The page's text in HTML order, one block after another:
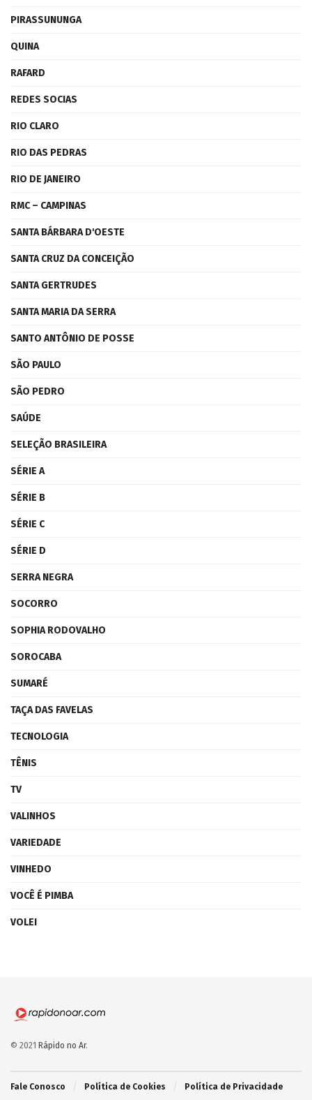
PIRASSUNUNGA
QUINA
RAFARD
REDES SOCIAS
RIO CLARO
RIO DAS PEDRAS
RIO DE JANEIRO
RMC – CAMPINAS
SANTA BÁRBARA D'OESTE
SANTA CRUZ DA CONCEIÇÃO
SANTA GERTRUDES
SANTA MARIA DA SERRA
SANTO ANTÔNIO DE POSSE
SÃO PAULO
SÃO PEDRO
SAÚDE
SELEÇÃO BRASILEIRA
SÉRIE A
SÉRIE B
SÉRIE C
SÉRIE D
SERRA NEGRA
SOCORRO
SOPHIA RODOVALHO
SOROCABA
SUMARÉ
TAÇA DAS FAVELAS
TECNOLOGIA
TÊNIS
TV
VALINHOS
VARIEDADE
VINHEDO
VOCÊ É PIMBA
VOLEI
© 2021 Rápido no Ar.
Fale Conosco Política de Cookies Política de Privacidade